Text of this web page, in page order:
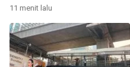
11 menit lalu